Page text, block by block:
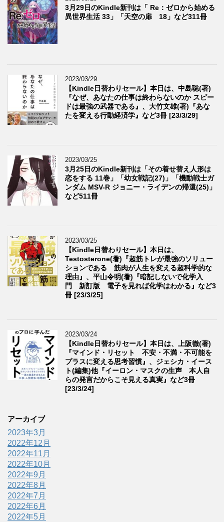
3月29日のKindle新刊は「 Re：ゼロから始める
異世界生活 33」「天空の扉 18」など311冊
2023/03/29
【Kindle日替わりセール】本日は、中島聡(著)
『なぜ、あなたの仕事は終わらないのか スピー
ドは最強の武器である』、大竹文雄(著)『あな
たを変える行動経済学』など3冊 [23/3/29]
2023/03/25
3月25日のKindle新刊は「その着せ替え人形は
恋をする 11巻」「幼女戦記(27)」「機動戦士ガ
ンダム MSV-R ジョニー・ライデンの帰還(25)」
など511冊
2023/03/25
【Kindle日替わりセール】本日は、
Testosterone(著)『超筋トレが最強のソリュー
ションである 筋肉が人生を変える超科学的な
理由』、平山令明(著)『暗記しないで化学入
門 新訂版 電子を見れば化学はわかる』など3
冊 [23/3/25]
2023/03/24
【Kindle日替わりセール】本日は、上阪徹(著)
『マインド・リセット 不安・不満・不可能を
プラスに変える思考習慣』、ジェシカ・イース
ト(編集)他『イーロン・マスクの生声 本人自
らの発言だからこそ見える真実』など3冊
[23/3/24]
アーカイブ
2023年3月
2022年12月
2022年11月
2022年10月
2022年9月
2022年8月
2022年7月
2022年6月
2022年5月